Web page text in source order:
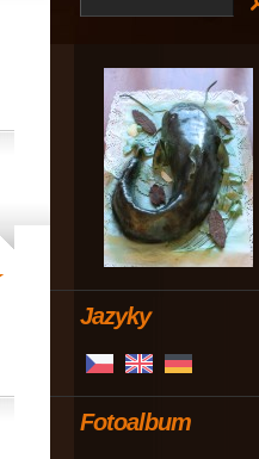
Jazyky
Fotoalbum